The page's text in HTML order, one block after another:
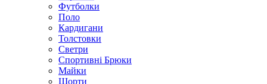
Футболки
Поло
Кардигани
Толстовки
Светри
Спортивні Брюки
Майки
Шорти